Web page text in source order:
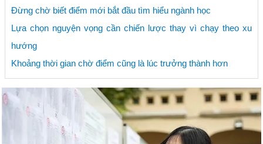
Đừng chờ biết điểm mới bắt đầu tìm hiểu ngành học
Lựa chọn nguyện vọng cần chiến lược thay vì chạy theo xu
hướng
Khoảng thời gian chờ điểm cũng là lúc trưởng thành hơn